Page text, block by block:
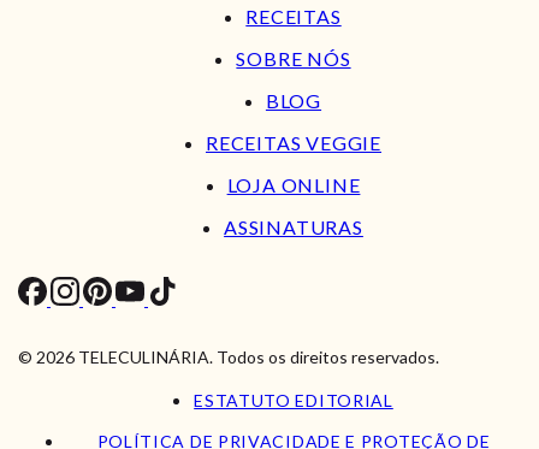
RECEITAS
SOBRE NÓS
BLOG
RECEITAS VEGGIE
LOJA ONLINE
ASSINATURAS
© 2026 TELECULINÁRIA. Todos os direitos reservados.
ESTATUTO EDITORIAL
POLÍTICA DE PRIVACIDADE E PROTEÇÃO DE